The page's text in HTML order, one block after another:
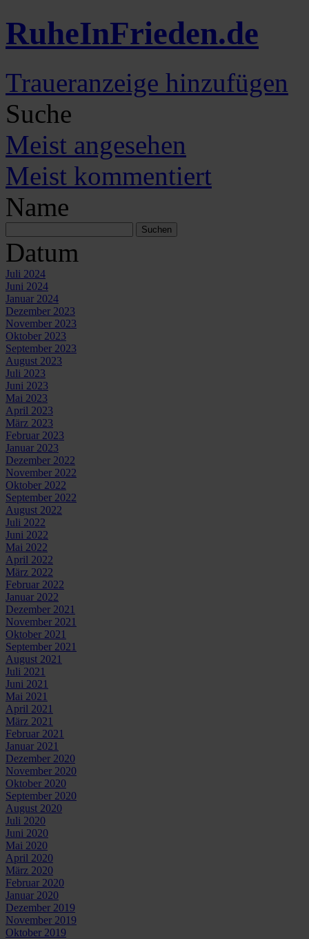
RuheInFrieden.de
Traueranzeige hinzufügen
Suche
Meist angesehen
Meist kommentiert
Name
Datum
Juli 2024
Juni 2024
Januar 2024
Dezember 2023
November 2023
Oktober 2023
September 2023
August 2023
Juli 2023
Juni 2023
Mai 2023
April 2023
März 2023
Februar 2023
Januar 2023
Dezember 2022
November 2022
Oktober 2022
September 2022
August 2022
Juli 2022
Juni 2022
Mai 2022
April 2022
März 2022
Februar 2022
Januar 2022
Dezember 2021
November 2021
Oktober 2021
September 2021
August 2021
Juli 2021
Juni 2021
Mai 2021
April 2021
März 2021
Februar 2021
Januar 2021
Dezember 2020
November 2020
Oktober 2020
September 2020
August 2020
Juli 2020
Juni 2020
Mai 2020
April 2020
März 2020
Februar 2020
Januar 2020
Dezember 2019
November 2019
Oktober 2019